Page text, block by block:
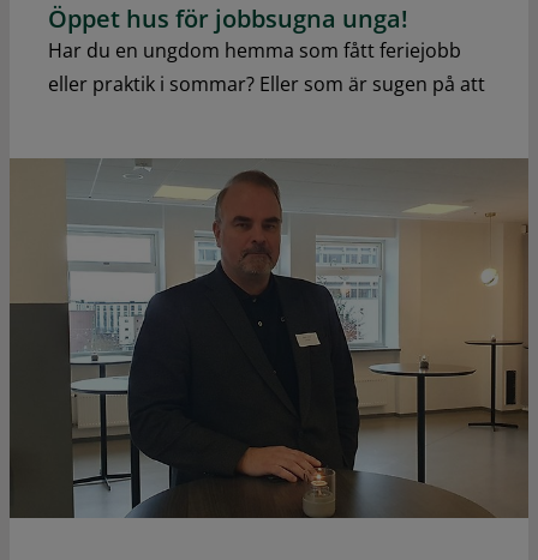
Öppet hus för jobbsugna unga!
Har du en ungdom hemma som fått feriejobb
eller praktik i sommar? Eller som är sugen på att